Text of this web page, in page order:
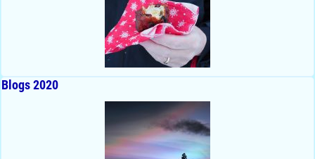
Blogs 2020